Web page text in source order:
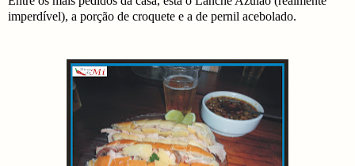
imperdível), a porção de croquete e a de pernil acebolado.